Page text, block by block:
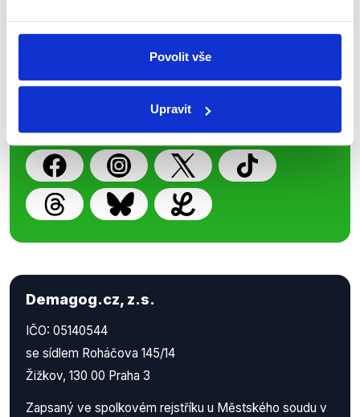
Povolit vše
Upravit
Nenechte si ujít nejnovější události
z Demagog.cz. Sdílením našich
příspěvků přátelům podpoříte naši
Demagog.cz, z.s.
IČO: 05140544
se sídlem Roháčova 145/14
Žižkov, 130 00 Praha 3
Zapsaný ve spolkovém rejstříku u Městského soudu v